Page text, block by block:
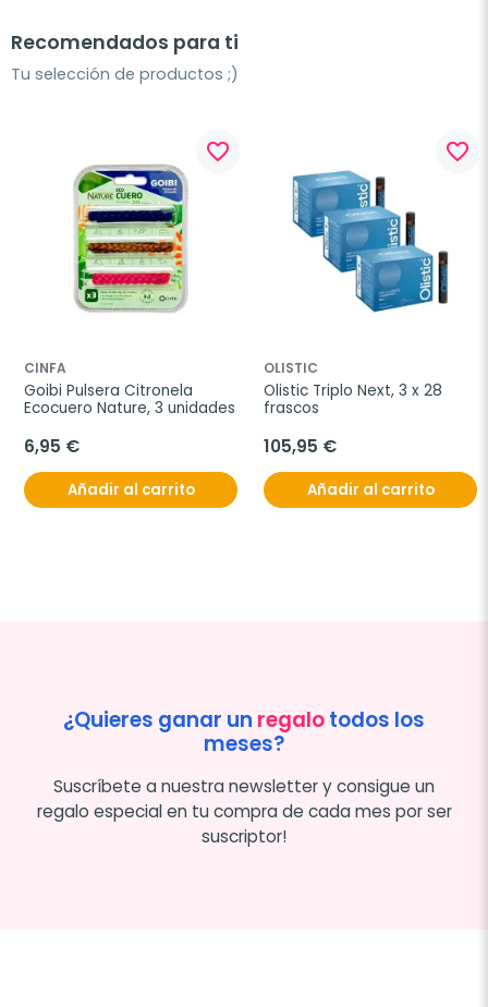
Recomendados para ti
Tu selección de productos ;)
favorite_border
CINFA
Goibi Pulsera Citronela
Ecocuero Nature, 3 unidades
6,95 €
Añadir al carrito
favorite_border
OLISTIC
Olistic Triplo Next, 3 x 28
frascos
105,95 €
Añadir al carrito
¿Quieres ganar un regalotodos los
meses?
Suscríbete a nuestra newsletter y consigue un
regalo especial en tu compra de cada mes por ser
suscriptor!